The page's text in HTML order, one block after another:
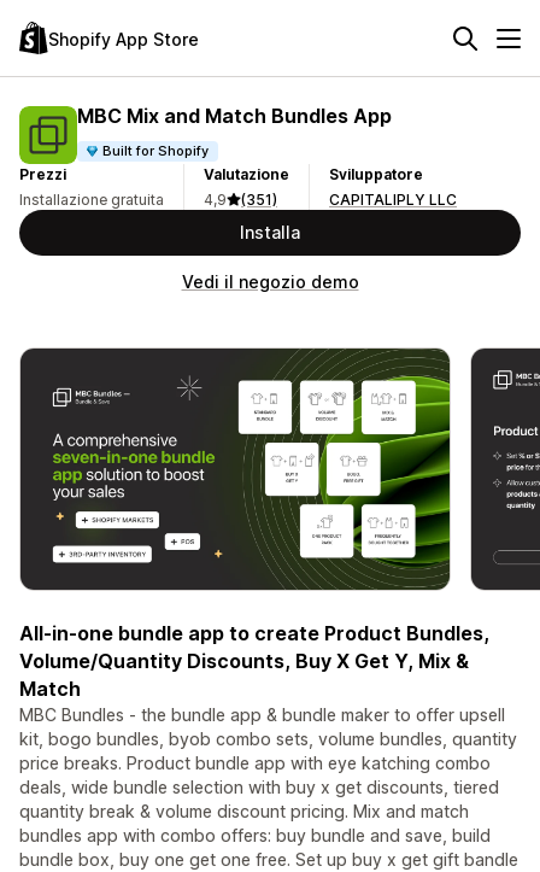
Shopify App Store
MBC Mix and Match Bundles App
Built for Shopify
Prezzi
Installazione gratuita
Valutazione
4,9
(351)
Sviluppatore
CAPITALIPLY LLC
Installa
Vedi il negozio demo
All-in-one bundle app to create Product Bundles,
Volume/Quantity Discounts, Buy X Get Y, Mix &
Match
MBC Bundles - the bundle app & bundle maker to offer upsell
kit, bogo bundles, byob combo sets, volume bundles, quantity
price breaks. Product bundle app with eye katching combo
deals, wide bundle selection with buy x get discounts, tiered
quantity break & volume discount pricing. Mix and match
bundles app with combo offers: buy bundle and save, build
bundle box, buy one get one free. Set up buy x get gift bandle